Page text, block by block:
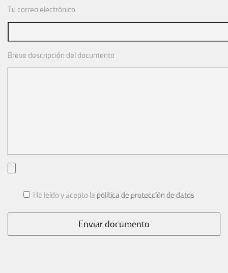
Tu correo electrónico
Breve descripción del documento
He leído y acepto la política de protección de datos